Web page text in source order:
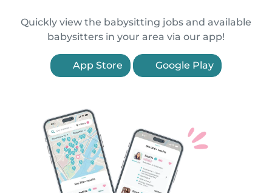
Quickly view the babysitting jobs and available
babysitters in your area via our app!
App Store Google Play